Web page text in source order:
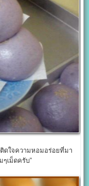
ดใจความหอมอร่อยที่มา
เม็ดครับ”